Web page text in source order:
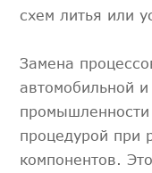
схем литья или
Замена
автомобильной
промышленности
процедурой при
компонентов.